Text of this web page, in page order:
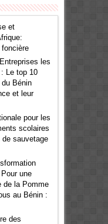
et
les
Le top 10
Bénin
et leur
pour les
scolaires
sauvetage
une
de la Pomme
au Bénin :
des